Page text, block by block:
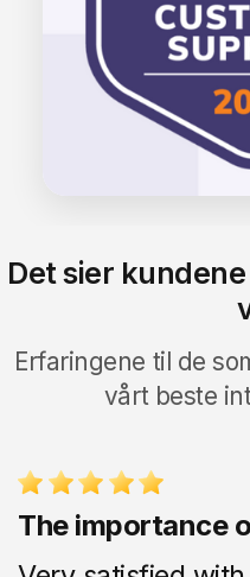
Det sier
Erfaringene til de
vårt beste
The importance